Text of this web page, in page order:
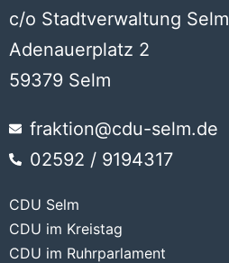
c/o Stadtverwaltung Selm
Adenauerplatz 2
59379 Selm
fraktion@cdu-selm.de
02592 / 9194317
CDU Selm
CDU im Kreistag
CDU im Ruhrparlament